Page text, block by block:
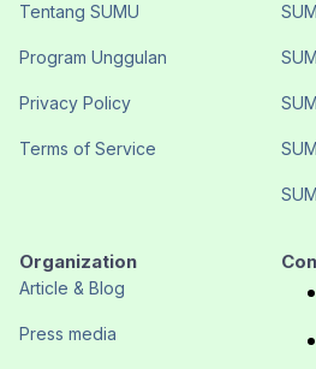
Tentang SUMU
Program Unggulan
Privacy Policy
Terms of Service
Organization
Article & Blog
Press media